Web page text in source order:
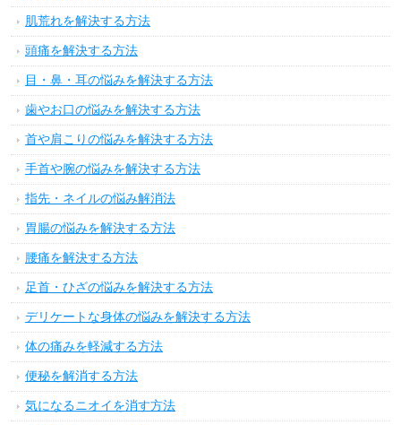
肌荒れを解決する方法
頭痛を解決する方法
目・鼻・耳の悩みを解決する方法
歯やお口の悩みを解決する方法
首や肩こりの悩みを解決する方法
手首や腕の悩みを解決する方法
指先・ネイルの悩み解消法
胃腸の悩みを解決する方法
腰痛を解決する方法
足首・ひざの悩みを解決する方法
デリケートな身体の悩みを解決する方法
体の痛みを軽減する方法
便秘を解消する方法
気になるニオイを消す方法